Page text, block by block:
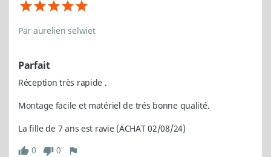
Par aurelien selwiet
Parfait
Réception très rapide .
Montage facile et matériel de trés bonne qualité.
La fille de 7 ans est ravie (ACHAT 02/08/24)
thumb_up 0 thumb_down 0 flag